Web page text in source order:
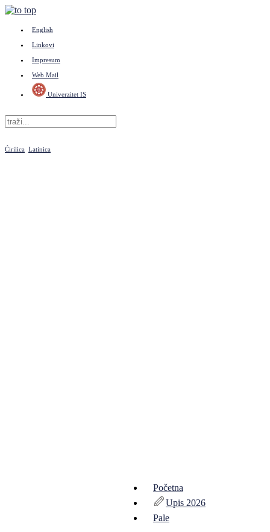
English
Linkovi
Impresum
Web Mail
Univerzitet IS
Ćirilica Latinica
Početna
Upis 2026
Pale